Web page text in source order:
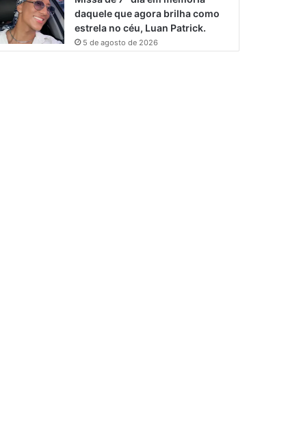
daquele que agora brilha como
estrela no céu, Luan Patrick.
5 de agosto de 2026